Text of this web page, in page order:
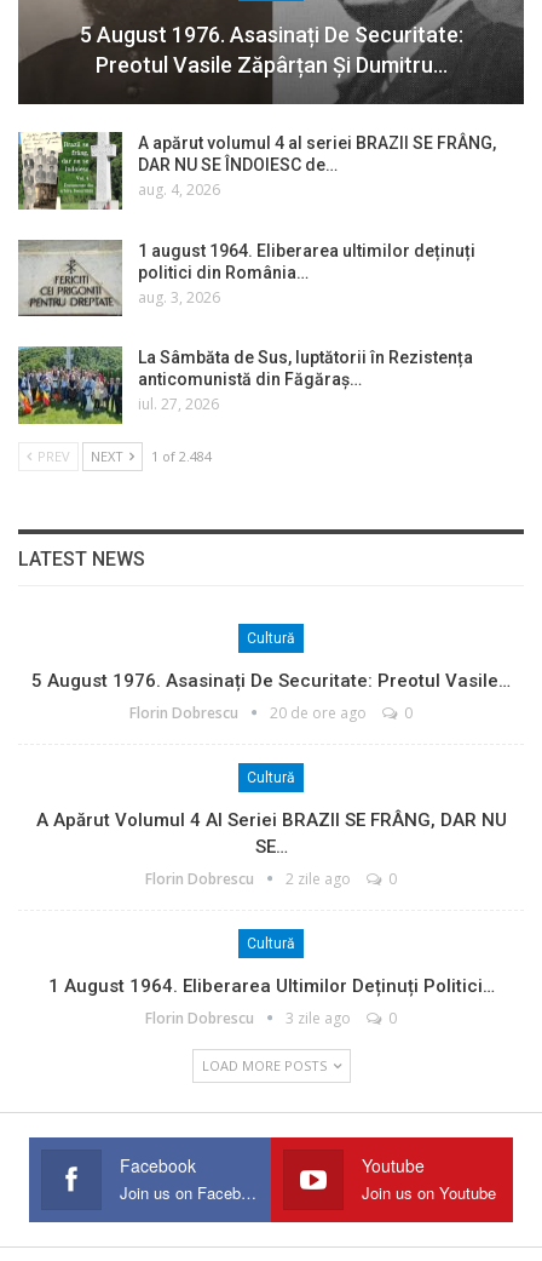
5 August 1976. Asasinați De Securitate:
Preotul Vasile Zăpârțan Și Dumitru…
A apărut volumul 4 al seriei BRAZII SE FRÂNG,
DAR NU SE ÎNDOIESC de…
aug. 4, 2026
1 august 1964. Eliberarea ultimilor deținuți
politici din România…
aug. 3, 2026
La Sâmbăta de Sus, luptătorii în Rezistența
anticomunistă din Făgăraș…
iul. 27, 2026
PREV NEXT 1 of 2.484
LATEST NEWS
Cultură
5 August 1976. Asasinați De Securitate: Preotul Vasile…
Florin Dobrescu 20 de ore ago 0
Cultură
A Apărut Volumul 4 Al Seriei BRAZII SE FRÂNG, DAR NU
SE…
Florin Dobrescu 2 zile ago 0
Cultură
1 August 1964. Eliberarea Ultimilor Deținuți Politici…
Florin Dobrescu 3 zile ago 0
LOAD MORE POSTS
Facebook
Join us on Facebook
Youtube
Join us on Youtube